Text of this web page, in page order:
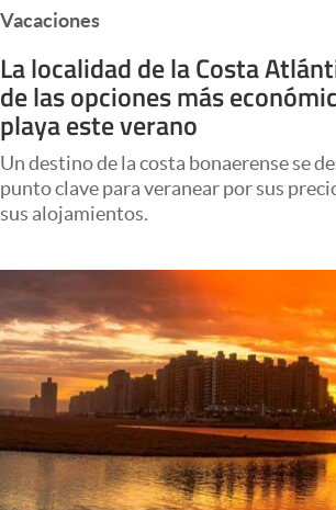
Mercados Online
Negocios
Columnistas
Apertura
Clase
Clima
Mundial 2026
Eventos Corporativos
Vacaciones
La localidad de la Costa
de las opciones más
playa este verano
Un destino de la costa bonaerense se
punto clave para veranear por sus
sus alojamientos.